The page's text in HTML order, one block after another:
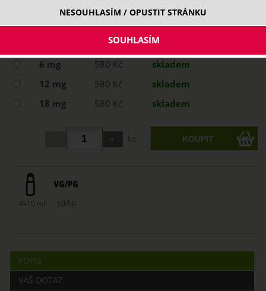
Vyberte variantu:
580 Kč
skladem
6 mg
580 Kč
skladem
12 mg
580 Kč
skladem
18 mg
580 Kč skladem
ks
4x10 ml 50/50
POPIS
VÁŠ DOTAZ
NESOUHLASÍM / OPUSTIT STRÁNKU